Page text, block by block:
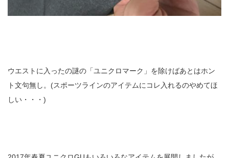
ウエストに入ったの謎の「ユニクロマーク」を除けばあとはホン
ト文句無し。(スポーツラインのアイテムにコレ入れるのやめてほ
しい・・・)